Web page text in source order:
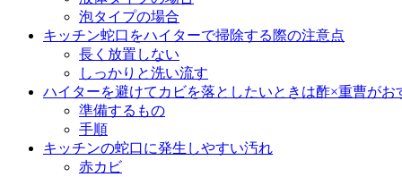
泡タイプの場合
キッチン蛇口をハイターで掃除する際の注意点
長く放置しない
しっかりと洗い流す
ハイターを避けてカビを落としたいときは酢×重曹がお
準備するもの
手順
キッチンの蛇口に発生しやすい汚れ
赤カビ